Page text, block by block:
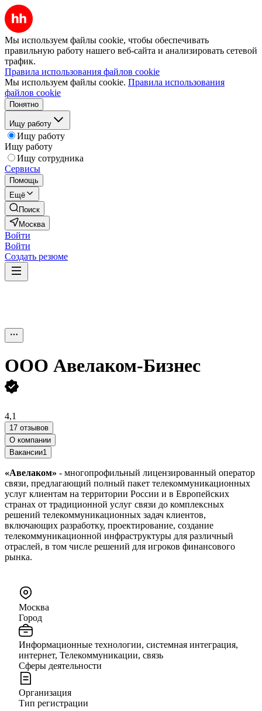
Мы используем файлы cookie, чтобы обеспечивать
правильную работу нашего веб-сайта и анализировать сетевой
трафик.
Правила использования файлов cookie
Мы используем файлы cookie. Правила использования
файлов cookie
Понятно
Ищу работу
Ищу работу
Ищу работу
Ищу сотрудника
Сервисы
Помощь
Ещё
Поиск
Москва
Войти
Войти
Создать резюме
ООО Авелаком-Бизнес
4,1
17 отзывов
О компании
Вакансии1
«Авелаком» - многопрофильный лицензированный оператор
связи, предлагающий полный пакет телекоммуникационных
услуг клиентам на территории России и в Европейских
странах от традиционной услуг связи до комплексных
решений телекоммуникационных задач клиентов,
включающих разработку, проектирование, создание
телекоммуникационной инфраструктуры для различный
отраслей, в том числе решений для игроков финансового
рынка.
Москва
Город
Информационные технологии, системная интеграция,
интернет, Телекоммуникации, связь
Сферы деятельности
Организация
Тип регистрации